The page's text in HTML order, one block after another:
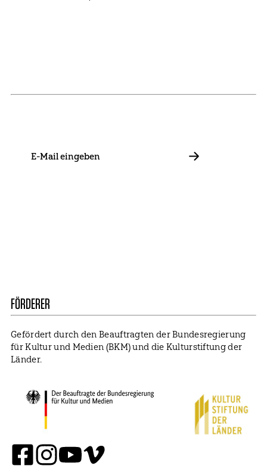
FÖRDERER
Gefördert durch den Beauftragten der Bundesregierung
für Kultur und Medien (BKM) und die Kulturstiftung der
Länder.